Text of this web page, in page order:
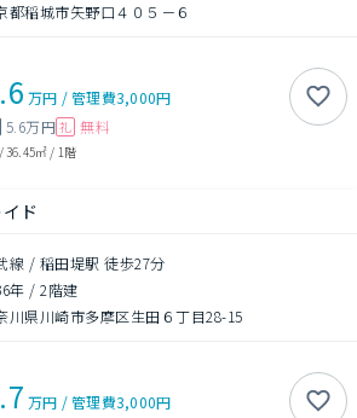
都稲城市矢野口４０５－６
万円 /管理費3,000円
5.6万円 礼 無料
/36.45㎡ / 1階
ド
線 / 稲田堤駅 徒歩27分
年 /2階建
川県川崎市多摩区生田６丁目28-15
万円 /管理費3,000円